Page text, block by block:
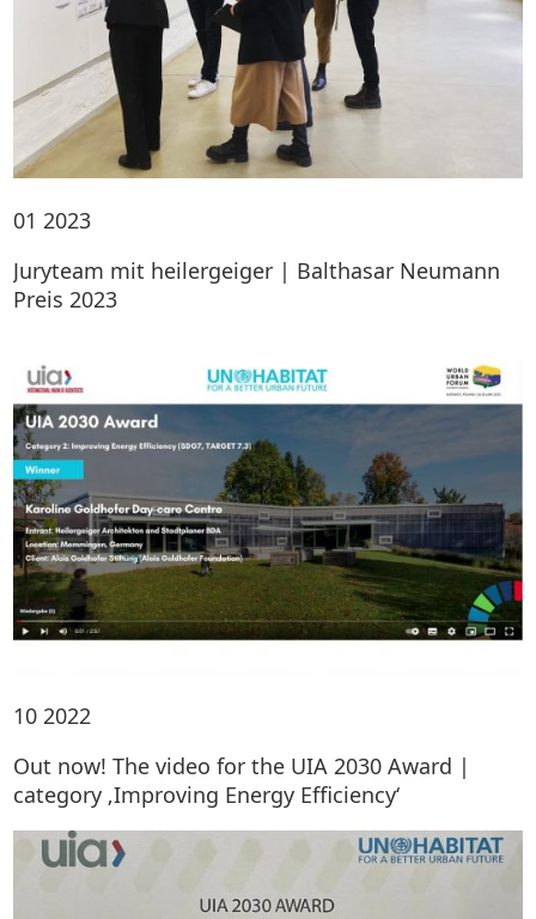
01 2023
Juryteam mit heilergeiger | Balthasar Neumann
Preis 2023
10 2022
Out now! The video for the UIA 2030 Award |
category ‚Improving Energy Efficiency‘